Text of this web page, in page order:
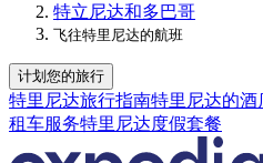
特立尼达和多巴哥
飞往特里尼达的航班
计划您的旅行
特里尼达旅行指南特里尼达的酒
租车服务特里尼达度假套餐